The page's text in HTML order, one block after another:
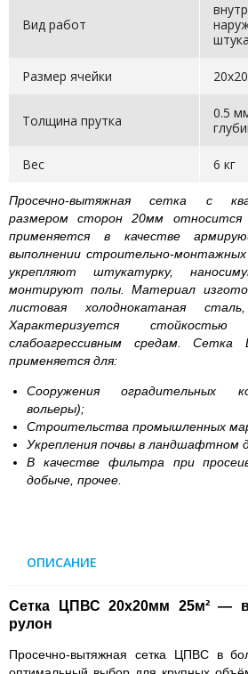
Вид работ
Размер ячейки
Толщина прутка
0.5
Вес 6 кг
Просечно-вытяжная сетка с
размером сторон 20мм относится
применяется в качестве
выполнении строительно-
укрепляют штукатурку,
монтируют полы. Материал
листовая холоднокатаная
Характеризуется
слабоагрессивным средам.
применяется для:
Сооружения оградительных
вольеры);
Строительства промышленных
Укрепления почвы в ландшафтном
В качестве фильтра при
добыче, прочее.
ОПИСАНИЕ
Сетка ЦПВС 20х20мм 25м² —
рулон
Просечно-вытяжная сетка ЦПВС в